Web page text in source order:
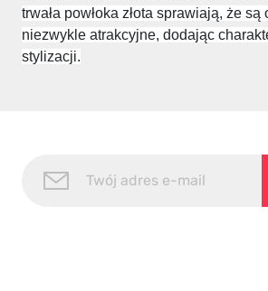
trwała powłoka złota sprawiają, że
niezwykle atrakcyjne, dodając
stylizacji.